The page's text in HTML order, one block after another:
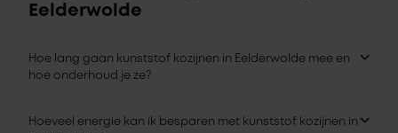
Eelderwolde
Hoe lang gaan kunststof kozijnen in Eelderwolde mee en
hoe onderhoud je ze?
Hoeveel energie kan ik besparen met kunststof kozijnen in